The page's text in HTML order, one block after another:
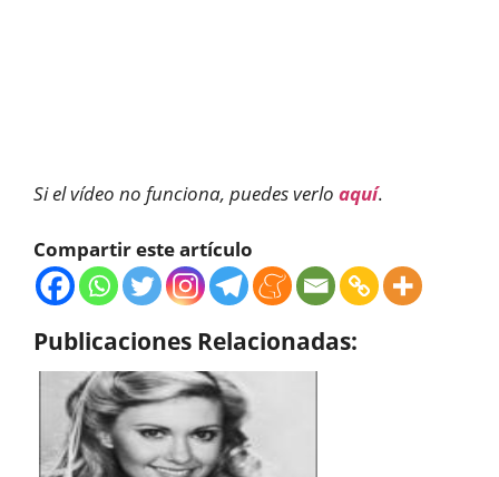
Si el vídeo no funciona, puedes verlo aquí.
Compartir este artículo
Publicaciones Relacionadas: